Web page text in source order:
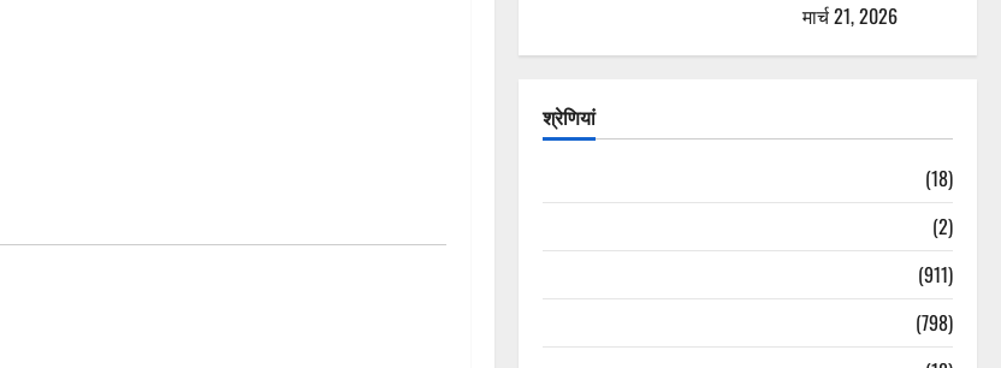
मार्च 21, 2026
श्रेणियां
(18)
(2)
(911)
(798)